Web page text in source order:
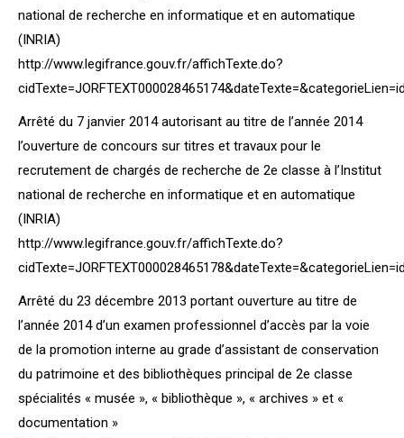
national de recherche en informatique et en automatique
(INRIA)
http://www.legifrance.gouv.fr/affichTexte.do?
Arrêté du 7 janvier 2014 autorisant au titre de l’année 2014
l’ouverture de concours sur titres et travaux pour le
recrutement de chargés de recherche de 2e classe à l’Institut
national de recherche en informatique et en automatique
(INRIA)
http://www.legifrance.gouv.fr/affichTexte.do?
Arrêté du 23 décembre 2013 portant ouverture au titre de
l’année 2014 d’un examen professionnel d’accès par la voie
de la promotion interne au grade d’assistant de conservation
du patrimoine et des bibliothèques principal de 2e classe
spécialités « musée », « bibliothèque », « archives » et «
documentation »